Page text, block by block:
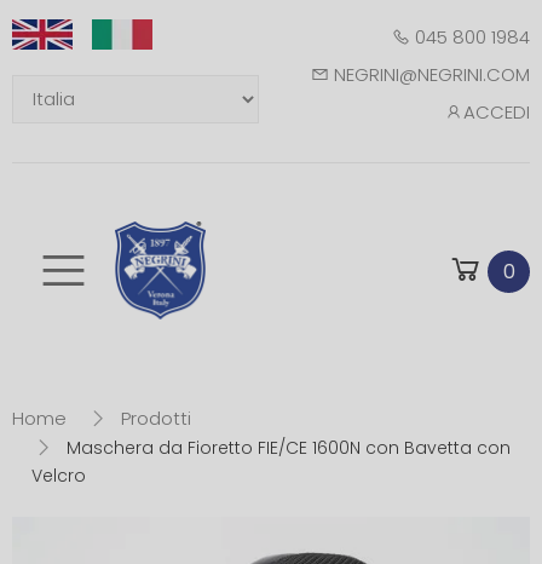
045 800 1984
NEGRINI@NEGRINI.COM
ACCEDI
Toggle mobile 0
Home Prodotti
Maschera da Fioretto FIE/CE 1600N con Bavetta con
Velcro